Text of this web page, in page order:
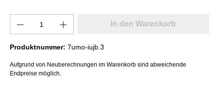
In den Warenkorb
Produktnummer: 7umo-iujb.3
Aufgrund von Neuberechnungen im Warenkorb sind abweichende
Endpreise möglich.